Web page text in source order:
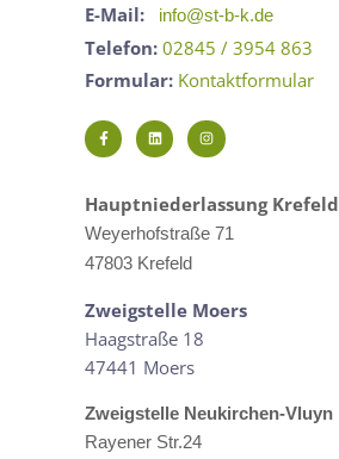
E-Mail: info@st-b-k.de
Telefon: 02845 / 3954 863
Formular: Kontaktformular
Hauptniederlassung Krefeld
Weyerhofstraße 71
47803 Krefeld
Zweigstelle Moers
Haagstraße 18
47441 Moers
Zweigstelle Neukirchen-Vluyn
Rayener Str.24